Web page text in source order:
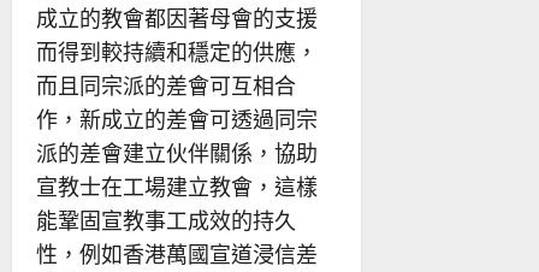
成立的教會都因著母會的支援
而得到較持續和穩定的供應，
而且同宗派的差會可互相合
作，新成立的差會可透過同宗
派的差會建立伙伴關係，協助
宣教士在工場建立教會，這樣
能鞏固宣教事工成效的持久
性，例如香港萬國宣道浸信差